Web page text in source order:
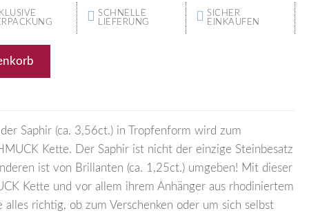
SCHNELLE
LIEFERUNG
SICHER
EINKAUFEN
Saphir (ca. 3,56ct.) in Tropfenform wird zum
Kette. Der Saphir ist nicht der einzige Steinbesatz
ist von Brillanten (ca. 1,25ct.) umgeben! Mit dieser
Kette und vor allem ihrem Anhänger aus rhodiniertem
richtig, ob zum Verschenken oder um sich selbst